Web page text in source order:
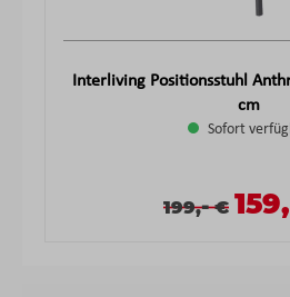
Interliving Positionsstuhl
cm
Sofort
Verkaufspreis:
Regulärer Preis:
199,-€ 159,